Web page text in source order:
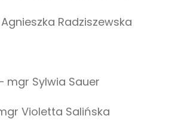
Radziszewska
mgr Sylwia Sauer
Violetta Salińska